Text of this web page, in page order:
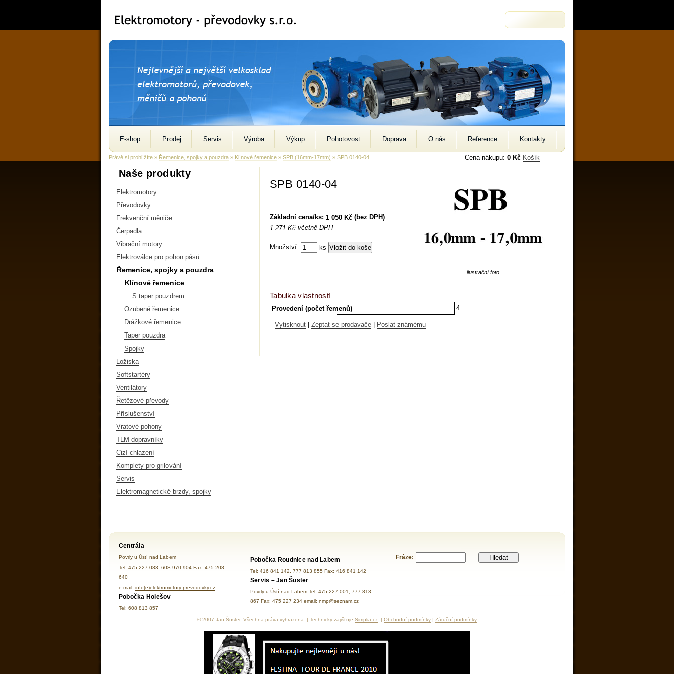
E-shop Prodej Servis Výroba Výkup Pohotovost Doprava O nás Reference Kontakty
Cena nákupu: 0 Kč Košík
Právě si prohlížíte » Řemenice, spojky a pouzdra » Klínové řemenice » SPB (16mm-17mm) » SPB 0140-04
Naše produkty
Elektromotory
Převodovky
Frekvenční měniče
Čerpadla
Vibrační motory
Elektroválce pro pohon pásů
Řemenice, spojky a pouzdra
Klínové řemenice
S taper pouzdrem
Ozubené řemenice
Drážkové řemenice
Taper pouzdra
Spojky
Ložiska
Softstartéry
Ventilátory
Řetězové převody
Příslušenství
Vratové pohony
TLM dopravníky
Cizí chlazení
Komplety pro grilování
Servis
Elektromagnetické brzdy, spojky
SPB 0140-04
Základní cena/ks: 1 050 Kč (bez DPH)
1 271 Kč včetně DPH
Množství: ks
ilustrační foto
Tabulka vlastností
Provedení (počet řemenů) 4
Vytisknout Zeptat se prodavače Poslat známému
Centrála
Povrly u Ústí nad Labem
Tel: 475 227 083, 608 970 904 Fax: 475 208
640
e-mail: info(e)elektromotory-prevodovky.cz
Pobočka Holešov
Tel: 608 813 857
Pobočka Roudnice nad Labem
Tel: 416 841 142, 777 813 855 Fax: 416 841 142
Servis – Jan Šuster
Povrly u Ústí nad Labem Tel: 475 227 001, 777 813
867 Fax: 475 227 234 email: nmp@seznam.cz
Fráze: Hledat
© 2007 Jan Šuster, Všechna práva vyhrazena. | Technicky zajišťuje Simplia.cz . | Obchodní podmínky | Záruční podmínky